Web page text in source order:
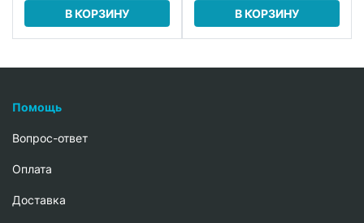
В КОРЗИНУ В КОРЗИНУ
Помощь
Вопрос-ответ
Oплата
Доставка